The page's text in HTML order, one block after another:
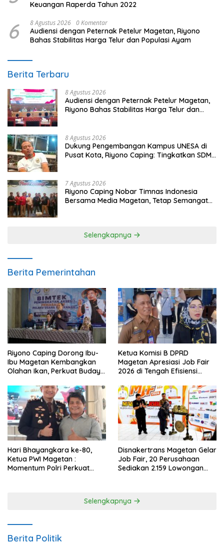
Keuangan Raperda Tahun 2022
6 8 Agustus 2026 0 Komentar
Audiensi dengan Peternak Petelur Magetan, Riyono
Bahas Stabilitas Harga Telur dan Populasi Ayam
Berita Terbaru
8 Agustus 2026
Audiensi dengan Peternak Petelur Magetan,
Riyono Bahas Stabilitas Harga Telur dan
8 Agustus 2026
Dukung Pengembangan Kampus UNESA di
Pusat Kota, Riyono Caping: Tingkatkan SDM
7 Agustus 2026
Riyono Caping Nobar Timnas Indonesia
Bersama Media Magetan, Tetap Semangat
Selengkapnya
Berita Pemerintahan
Riyono Caping Dorong Ibu-
Ibu Magetan Kembangkan
Olahan Ikan, Perkuat Budaya
Ketua Komisi B DPRD
Magetan Apresiasi Job Fair
2026 di Tengah Efisiensi
Hari Bhayangkara ke-80,
Ketua PWI Magetan :
Momentum Polri Perkuat
Disnakertrans Magetan Gelar
Job Fair, 20 Perusahaan
Sediakan 2.159 Lowongan
Selengkapnya
Berita Politik